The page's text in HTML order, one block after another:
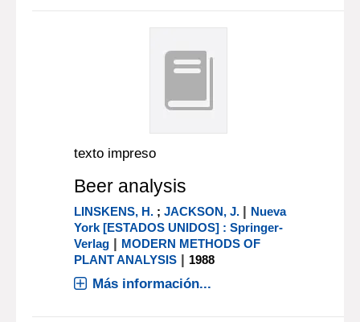
texto impreso
Beer analysis
LINSKENS, H. ;JACKSON, J. | Nueva
York [ESTADOS UNIDOS] : Springer-
Verlag | MODERN METHODS OF
PLANT ANALYSIS | 1988
Más información...